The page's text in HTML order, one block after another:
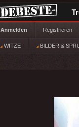
Anmelden Registrieren
WITZE BILDER &